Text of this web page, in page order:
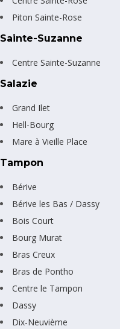
Piton Sainte-Rose
Sainte-Suzanne
Centre Sainte-Suzanne
Salazie
Grand Ilet
Hell-Bourg
Mare à Vieille Place
Tampon
Bérive
Bérive les Bas / Dassy
Bois Court
Bourg Murat
Bras Creux
Bras de Pontho
Centre le Tampon
Dassy
Dix-Neuvième